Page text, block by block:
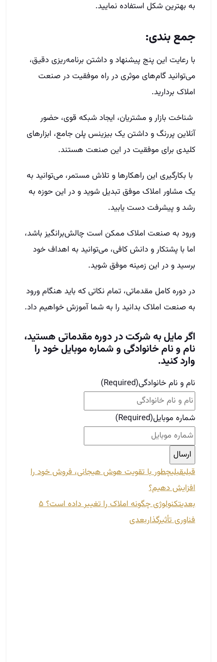
به بهترین شکل استفاده نمایید.
جمع بندی:
با رعایت این پنج پیشنهاد و داشتن برنامه‌ریزی دقیق،
می‌توانید گام‌های موثری در راه موفقیت در صنعت
املاک بردارید.
شناخت بازار و مشتریان، ایجاد شبکه قوی، حضور
آنلاین پررنگ و داشتن یک بیزینس پلن جامع، ابزارهای
کلیدی برای موفقیت در این صنعت هستند.
با بکارگیری این راهکارها و تلاش مستمر، می‌توانید به
یک مشاور املاک موفق تبدیل شوید و در این حوزه به
رشد و پیشرفت دست یابید.
ورود به صنعت املاک ممکن است چالش‌برانگیز باشد،
اما با پشتکار و دانش کافی، می‌توانید به اهداف خود
برسید و در این زمینه موفق شوید.
در دوره کامل مقدماتی، تمام نکاتی که باید هنگام ورود
به صنعت املاک بدانید را به شما آموزش خواهیم داد.
اگر مایل به شرکت در دوره مقدماتی هستید،
نام و نام خانوادگی و شماره موبایل خود را
وارد کنید.
نام و نام خانوادگی(Required)
شماره موبایل(Required)
قبلیقبلیچطور با تقویت هوش هیجانی، فروش خود را
افزایش دهیم؟
بعدی
تکنولوژی چگونه املاک را تغییر داده است؟ ۵
فناوری تأثیرگذاربعدی